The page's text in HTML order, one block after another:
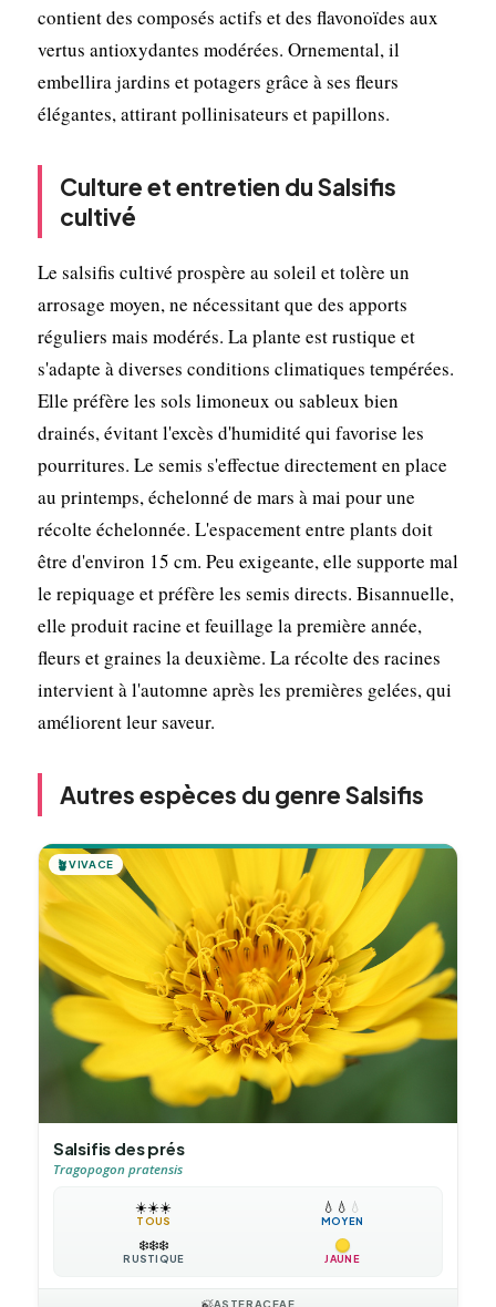
contient des composés actifs et des flavonoïdes aux
vertus antioxydantes modérées. Ornemental, il
embellira jardins et potagers grâce à ses fleurs
élégantes, attirant pollinisateurs et papillons.
Culture et entretien du Salsifis
cultivé
Le salsifis cultivé prospère au soleil et tolère un
arrosage moyen, ne nécessitant que des apports
réguliers mais modérés. La plante est rustique et
s'adapte à diverses conditions climatiques tempérées.
Elle préfère les sols limoneux ou sableux bien
drainés, évitant l'excès d'humidité qui favorise les
pourritures. Le semis s'effectue directement en place
au printemps, échelonné de mars à mai pour une
récolte échelonnée. L'espacement entre plants doit
être d'environ 15 cm. Peu exigeante, elle supporte mal
le repiquage et préfère les semis directs. Bisannuelle,
elle produit racine et feuillage la première année,
fleurs et graines la deuxième. La récolte des racines
intervient à l'automne après les premières gelées, qui
améliorent leur saveur.
Autres espèces du genre Salsifis
🪴VIVACE
Salsifis des prés
Tragopogon pratensis
☀️☀️☀️
TOUS
💧 💧 💧
MOYEN
❄️❄️❄️
RUSTIQUE JAUNE
ASTERACEAE